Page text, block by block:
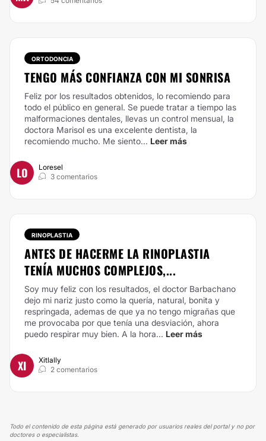
ORTODONCIA
TENGO MÁS CONFIANZA CON MI SONRISA
Feliz por los resultados obtenidos, lo recomiendo para
todo el público en general. Se puede tratar a tiempo las
malformaciones dentales, llevas un control mensual, la
doctora Marisol es una excelente dentista, la
recomiendo mucho. Me siento... Leer más
LO
Loresel
3 comentarios
RINOPLASTIA
ANTES DE HACERME LA RINOPLASTIA
TENÍA MUCHOS COMPLEJOS,...
Soy muy feliz con los resultados, el doctor Barbachano
dejo mi nariz justo como la quería, natural, bonita y
respringada, ademas de que ya no tengo migrañas que
me provocaba por que tenía una desviación, ahora
puedo respirar muy bien. A la hora... Leer más
XI
Xitlally
2 comentarios
Todo el contenido de esta página está generado por usuarios reales del portal y no por
doctores o especialistas.